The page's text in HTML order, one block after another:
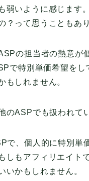
弱いように感じます
？って思うこともあ
の担当者の熱意が
で特別単価希望をし
もしれません。
のASPでも扱われて
で、個人的に特別単
しもアフィリエイト
いかもしれません。